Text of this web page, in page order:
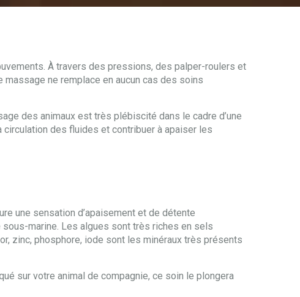
À travers des pressions, des palper-roulers et
ne remplace en aucun cas des soins
des animaux est très plébiscité dans le cadre d’une
circulation des fluides et contribuer à apaiser les
une sensation d’apaisement et de détente
sous-marine. Les algues sont très riches en sels
zinc, phosphore, iode sont les minéraux très présents
sur votre animal de compagnie, ce soin le plongera